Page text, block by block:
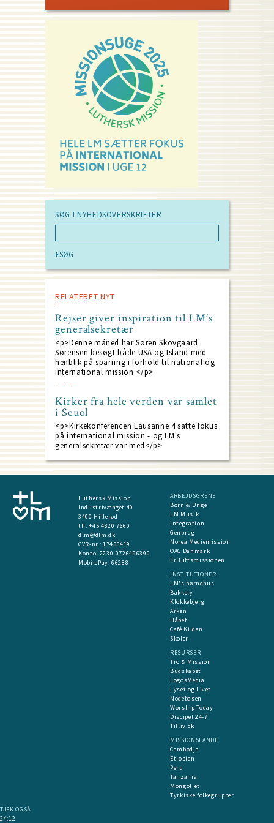
SØG I NYHEDSOVERSKRIFTER
RELATERET NYT
Rejser giver inspiration til LM’s
generalsekretær
<p>Denne måned har Søren Skovgaard
Sørensen besøgt både USA og Island med
henblik på sparring i forhold til national og
international mission.</p>
Kirker fra hele verden var samlet
i Seuol
<p>Kirkekonferencen Lausanne 4 satte fokus
på international mission - og LM's
generalsekretær var med</p>
Luthersk Mission
Industrivænget 40
3400 Hillerød
tlf. +45 4820 7660
dlm@dlm.dk
CVR-nr.: 17455419
​Konto: 2230-0726496390
MobilePay:66288
ARBEJDSGRENE
Børn & Unge
LM Musik
Integration
Genbrug
Norea Mediemission
OAC Danmark
Friluftsmissionen
INSTITUTIONER
LM's børnehus
Bakkely
Klokkebjerg
Arken
Håbet
Café Kilden
Skoler
RESURSER
Tro & Mission
Budskabet
LogosMedia
Lyset og Livet
Nodebasen
Worship Today
Discipel 24-7
Tilliv.dk
MISSIONSLANDE
Cambodja
Etiopien
Peru
Tanzania
Mongoliet
Tyrkiske folkegrupper
TJEK OGSÅ
24:12